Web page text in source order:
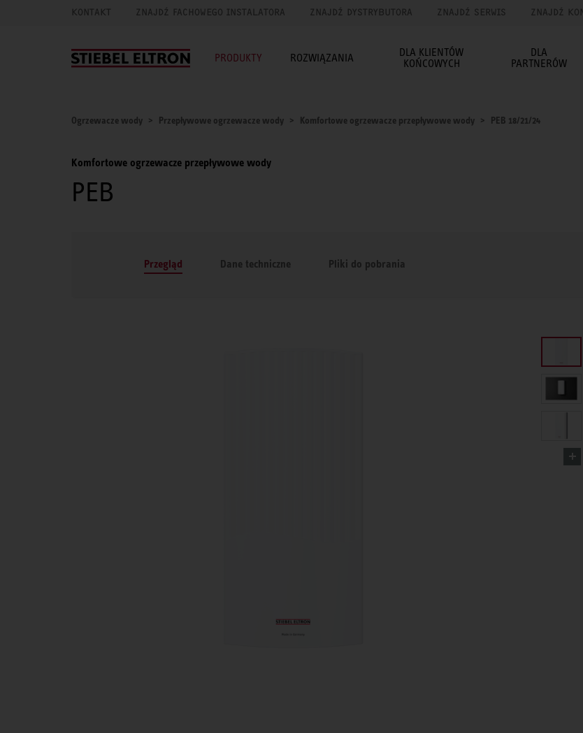
KONTAKT ZNAJDŹ FACHOWEGO INSTALATORA ZNAJDŹ DYSTRYBUTORA ZNAJDŹ SERWIS ZNAJDŹ
PRODUKTY ROZWIĄZANIA
DLA KLIENTÓW
KOŃCOWYCH
DLA
PARTNERÓW
Ogrzewacze wody Przepływowe ogrzewacze wody Komfortowe ogrzewacze przepływowe wody PEB 18/21/24
Komfortowe ogrzewacze przepływowe wody
PEB
Przegląd Dane techniczne Pliki do pobrania